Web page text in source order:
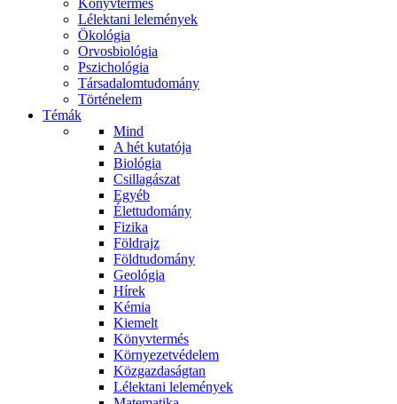
Könyvtermés
Lélektani lelemények
Ökológia
Orvosbiológia
Pszichológia
Társadalomtudomány
Történelem
Témák
Mind
A hét kutatója
Biológia
Csillagászat
Egyéb
Élettudomány
Fizika
Földrajz
Földtudomány
Geológia
Hírek
Kémia
Kiemelt
Könyvtermés
Környezetvédelem
Közgazdaságtan
Lélektani lelemények